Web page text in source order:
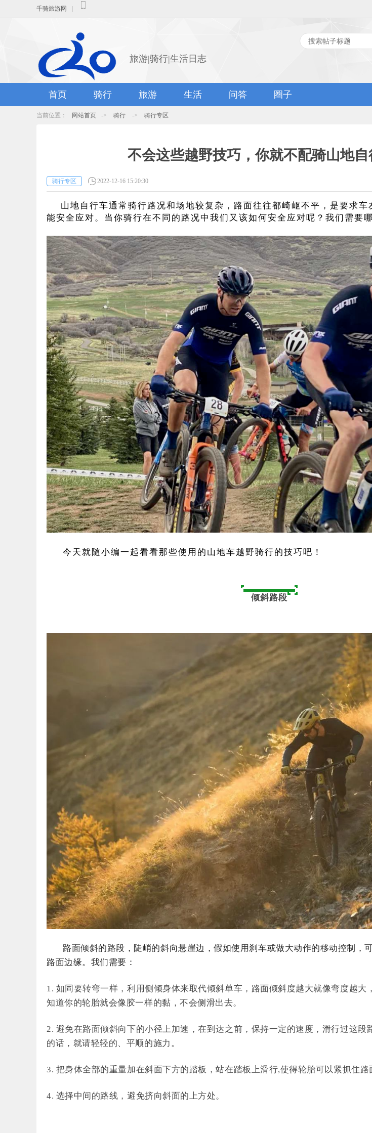
千骑旅游网
旅游|骑行|生活日志
首页 骑行 旅游 生活 问答 圈子
当前位置： 网站首页 -> 骑行 -> 骑行专区
不会这些越野技巧，你就不配骑山地自
骑行专区 2022-12-16 15:20:30
山地自行车通常骑行路况和场地较复杂，路面往往都崎岖不平，是要求
能安全应对。当你骑行在不同的路况中我们又该如何安全应对呢？我们需要
今天就随小编一起看看那些使用的山地车越野骑行的技巧吧！
倾斜路段
路面倾斜的路段，陡峭的斜向悬崖边，假如使用刹车或做大动作的移动控制，
路面边缘。我们需要：
1. 如同要转弯一样，利用侧倾身体来取代倾斜单车，路面倾斜度越大就像弯度越大
知道你的轮胎就会像胶一样的黏，不会侧滑出去。
2. 避免在路面倾斜向下的小径上加速，在到达之前，保持一定的速度，滑行过这段
的话，就请轻轻的、平顺的施力。
3. 把身体全部的重量加在斜面下方的踏板，站在踏板上滑行,使得轮胎可以紧抓住路
4. 选择中间的路线，避免挤向斜面的上方处。